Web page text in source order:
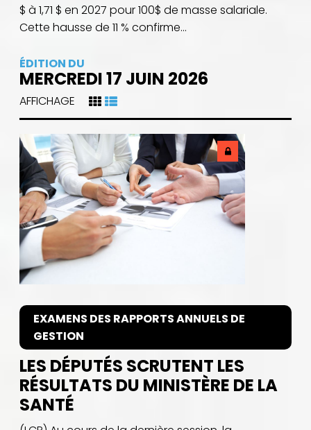
$ à 1,71 $ en 2027 pour 100$ de masse salariale.
Cette hausse de 11 % confirme...
ÉDITION DU
MERCREDI 17 JUIN 2026
AFFICHAGE
EXAMENS DES RAPPORTS ANNUELS DE
GESTION
LES DÉPUTÉS SCRUTENT LES
RÉSULTATS DU MINISTÈRE DE LA
SANTÉ